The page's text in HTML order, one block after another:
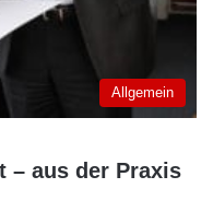
Allgemein
– aus der Praxis